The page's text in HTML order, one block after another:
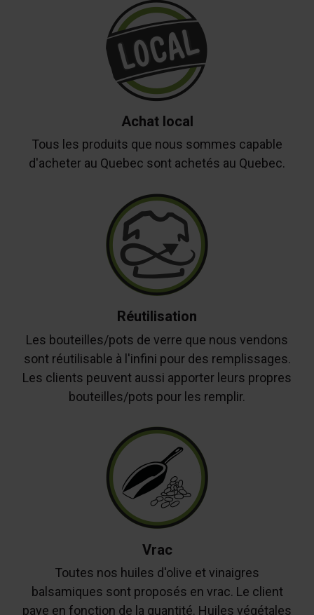
Achat local
Tous les produits que nous sommes capable
d'acheter au Quebec sont achetés au Quebec.
Réutilisation
Les bouteilles/pots de verre que nous vendons
sont réutilisable à l'infini pour des remplissages.
Les clients peuvent aussi apporter leurs propres
bouteilles/pots pour les remplir.
Vrac
Toutes nos huiles d'olive et vinaigres
balsamiques sont proposés en vrac. Le client
paye en fonction de la quantité. Huiles végétales